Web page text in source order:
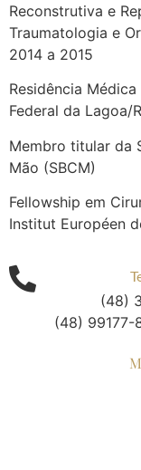
Reconstrutiva e
Traumatologia e
2014 a 2015
Residência
Federal da Lagoa/
Membro titular da
Mão (SBCM)
Fellowship em
Institut Européen
(48)
(48) 99177-